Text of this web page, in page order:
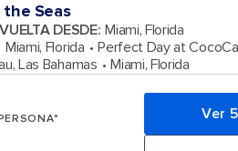
Seas
DESDE: Miami, Florida
Miami, Florida
Perfect Day at
Las Bahamas Miami, Florida
Ver